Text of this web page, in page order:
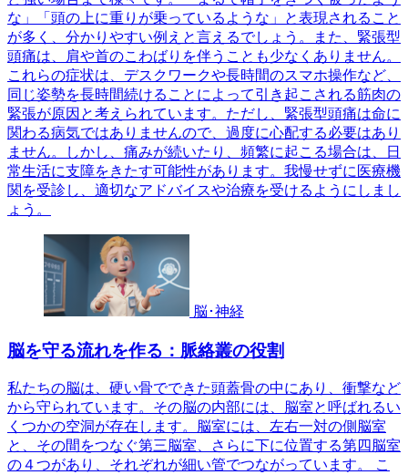
な」「頭の上に重りが乗っているような」と表現されること
が多く、分かりやすい例えと言えるでしょう。また、緊張型
頭痛は、肩や首のこわばりを伴うことも少なくありません。
これらの症状は、デスクワークや長時間のスマホ操作など、
同じ姿勢を長時間続けることによって引き起こされる筋肉の
緊張が原因と考えられています。ただし、緊張型頭痛は命に
関わる病気ではありませんので、過度に心配する必要はあり
ません。しかし、痛みが続いたり、頻繁に起こる場合は、日
常生活に支障をきたす可能性があります。我慢せずに医療機
関を受診し、適切なアドバイスや治療を受けるようにしまし
ょう。
脳･神経
脳を守る流れを作る：脈絡叢の役割
私たちの脳は、硬い骨でできた頭蓋骨の中にあり、衝撃など
から守られています。その脳の内部には、脳室と呼ばれるい
くつかの空洞が存在します。脳室には、左右一対の側脳室
と、その間をつなぐ第三脳室、さらに下に位置する第四脳室
の４つがあり、それぞれが細い管でつながっています。 こ